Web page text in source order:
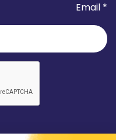
Email *